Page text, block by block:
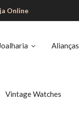
Online
Alianças
Vintage Watches